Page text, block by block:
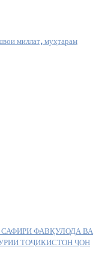
миллат, муҳтарам
ФАВҚУЛОДА ВА
ТОҶИКИСТОН ҶОН